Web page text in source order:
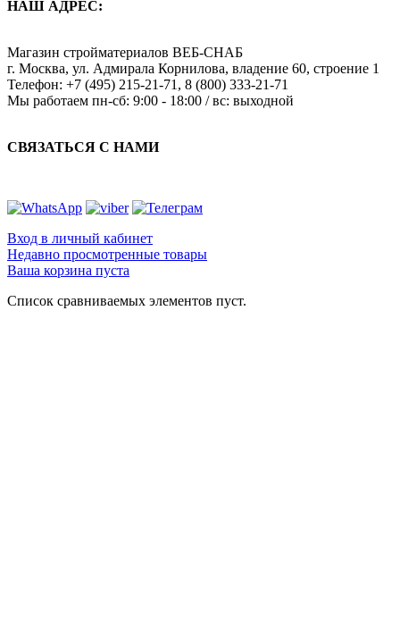
НАШ АДРЕС:
Магазин стройматериалов ВЕБ-СНАБ
г. Москва, ул. Адмирала Корнилова, владение 60, строение 1
Телефон: +7 (495) 215-21-71 , 8 (800) 333-21-71
Мы работаем пн-сб: 9:00 - 18:00 / вс: выходной
СВЯЗАТЬСЯ С НАМИ
Вход в личный кабинет
Недавно просмотренные товары
Ваша корзина пуста
Список сравниваемых элементов пуст.